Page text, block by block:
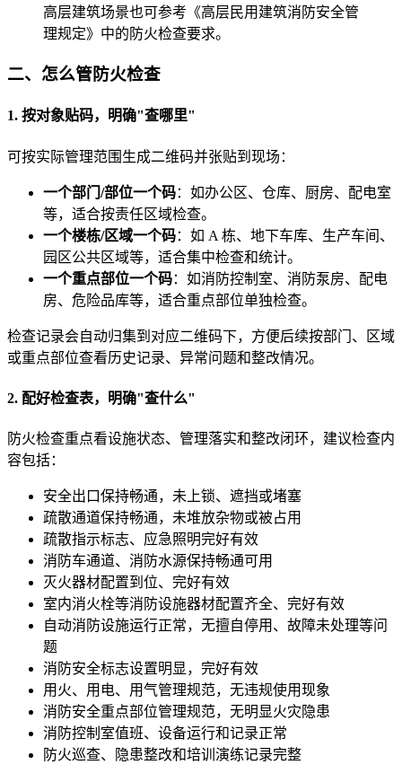
高层建筑场景也可参考《高层民用建筑消防安全管
理规定》中的防火检查要求。
二、怎么管防火检查
1. 按对象贴码，明确"查哪里"
可按实际管理范围生成二维码并张贴到现场：
一个部门/部位一个码：如办公区、仓库、厨房、配电室
等，适合按责任区域检查。
一个楼栋/区域一个码：如 A 栋、地下车库、生产车间、
园区公共区域等，适合集中检查和统计。
一个重点部位一个码：如消防控制室、消防泵房、配电
房、危险品库等，适合重点部位单独检查。
检查记录会自动归集到对应二维码下，方便后续按部门、区域
或重点部位查看历史记录、异常问题和整改情况。
2. 配好检查表，明确"查什么"
防火检查重点看设施状态、管理落实和整改闭环，建议检查内
容包括：
安全出口保持畅通，未上锁、遮挡或堵塞
疏散通道保持畅通，未堆放杂物或被占用
疏散指示标志、应急照明完好有效
消防车通道、消防水源保持畅通可用
灭火器材配置到位、完好有效
室内消火栓等消防设施器材配置齐全、完好有效
自动消防设施运行正常，无擅自停用、故障未处理等问
题
消防安全标志设置明显，完好有效
用火、用电、用气管理规范，无违规使用现象
消防安全重点部位管理规范，无明显火灾隐患
消防控制室值班、设备运行和记录正常
防火巡查、隐患整改和培训演练记录完整